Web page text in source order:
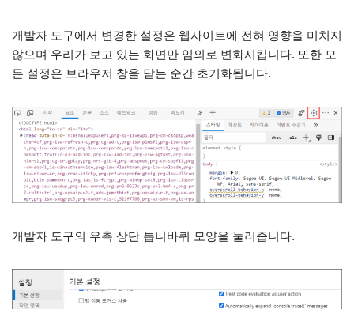
개발자 도구에서 변경한 설정은 웹사이트에 전혀 영향을 미치지
않으며 우리가 보고 있는 화면만 임의로 변화시킵니다. 또한 모
든 설정은 브라우저 창을 닫는 순간 초기화됩니다.
개발자 도구의 우측 상단 톱니바퀴 모양을 눌러줍니다.